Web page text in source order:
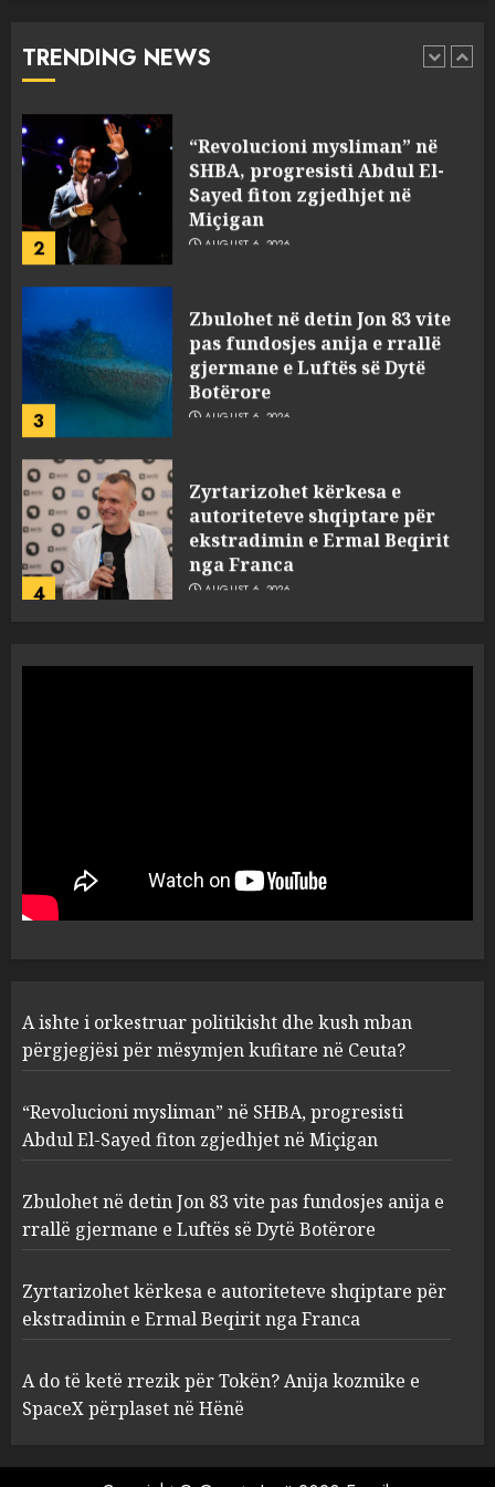
TRENDING NEWS
1 AUGUST 6, 2026
2
“Revolucioni mysliman” në
SHBA, progresisti Abdul El-
Sayed fiton zgjedhjet në
Miçigan
AUGUST 6, 2026
3
Zbulohet në detin Jon 83 vite
pas fundosjes anija e rrallë
gjermane e Luftës së Dytë
Botërore
4
Zyrtarizohet kërkesa e
autoriteteve shqiptare për
ekstradimin e Ermal Beqirit
nga Franca
AUGUST 6, 2026
A do të ketë rrezik për Tokën?
1
për mësymjen kufitare në
Ceuta?
AUGUST 6, 2026
2
SHBA, progresisti Abdul El-
Sayed fiton zgjedhjet në
Miçigan
pas fundosjes anija e rrallë
gjermane e Luftës së Dytë
Botërore
Zyrtarizohet kërkesa e
autoriteteve shqiptare për
ekstradimin e Ermal Beqirit
nga Franca
A ishte i orkestruar politikisht dhe kush mban
përgjegjësi për mësymjen kufitare në Ceuta?
“Revolucioni mysliman” në SHBA, progresisti
Abdul El-Sayed fiton zgjedhjet në Miçigan
Zbulohet në detin Jon 83 vite pas fundosjes anija e
rrallë gjermane e Luftës së Dytë Botërore
Zyrtarizohet kërkesa e autoriteteve shqiptare për
ekstradimin e Ermal Beqirit nga Franca
A do të ketë rrezik për Tokën? Anija kozmike e
SpaceX përplaset në Hënë